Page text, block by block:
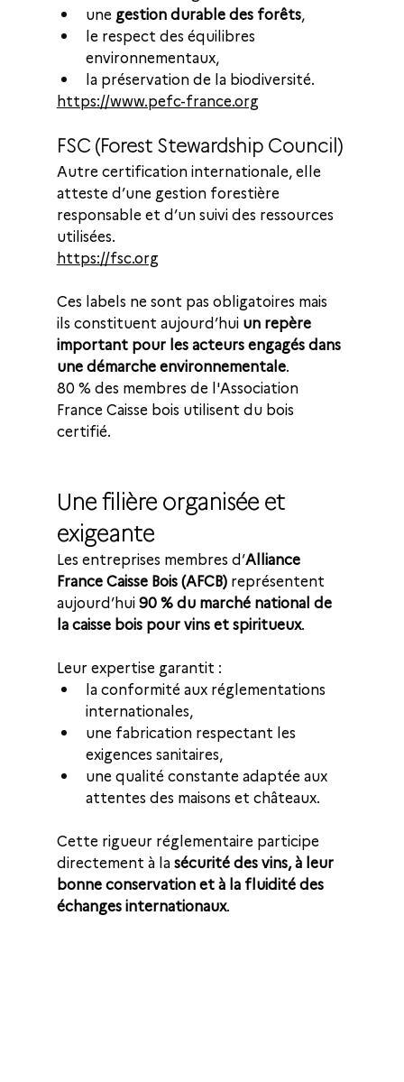
une gestion durable des forêts,
le respect des équilibres
environnementaux,
la préservation de la biodiversité.
https://www.pefc-france.org
FSC (Forest Stewardship Council)
Autre certification internationale, elle
atteste d’une gestion forestière
responsable et d’un suivi des ressources
utilisées.
https://fsc.org
Ces labels ne sont pas obligatoires mais
ils constituent aujourd’hui un repère
important pour les acteurs engagés dans
une démarche environnementale.
80 % des membres de l'Association
France Caisse bois utilisent du bois
certifié.
Une filière organisée et
exigeante
Les entreprises membres d’Alliance
France Caisse Bois (AFCB) représentent
aujourd’hui 90 % du marché national de
la caisse bois pour vins et spiritueux.
Leur expertise garantit :
la conformité aux réglementations
internationales,
une fabrication respectant les
exigences sanitaires,
une qualité constante adaptée aux
attentes des maisons et châteaux.
Cette rigueur réglementaire participe
directement à la sécurité des vins, à leur
bonne conservation et à la fluidité des
échanges internationaux.